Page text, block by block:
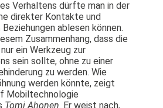
Verhaltens dürfte man in der
direkter Kontakte und
ablesen können.
Zusammenhang, dass die
ein Werkzeug zur
sein sollte, ohne zu einer
zu werden. Wie
werden könnte, zeigt
Mobiltechnologie
Tomi Ahonen. Er weist nach,